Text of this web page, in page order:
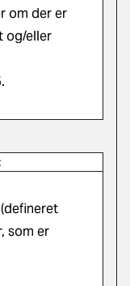
om der er
og/eller
som er